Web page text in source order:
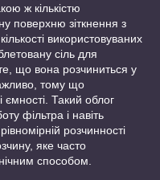
ж кількістю
поверхню зіткнення з
використовуваних
сіль для
що вона розчиниться у
тому що
ємності. Такий облог
фільтра і навіть
розчинності
яке часто
способом.